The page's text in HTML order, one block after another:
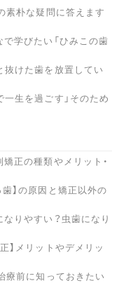
素朴な疑問に答えます
学びたい「ひみこの歯
抜けた歯を放置してい
生を過ごす」そのため
正の種類やメリット・
】の原因と矯正以外の
りやすい？虫歯になり
】メリットやデメリッ
療前に知っておきたい